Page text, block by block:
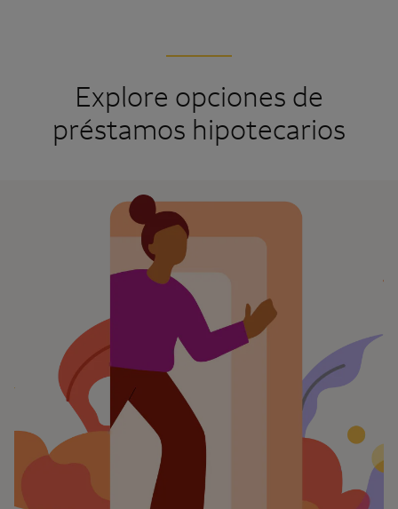
Explore opciones de
préstamos hipotecarios